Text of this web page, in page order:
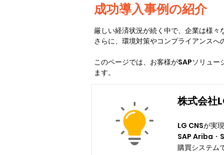
成功導入事例の紹介
厳しい経済状況が続く中で、企業は様々
さらに、環境対策やコンプライアンスへ
このページでは、お客様がSAPソリュ
ます。
株式会社
LG CNSが実
SAP Ariba・
購買システム